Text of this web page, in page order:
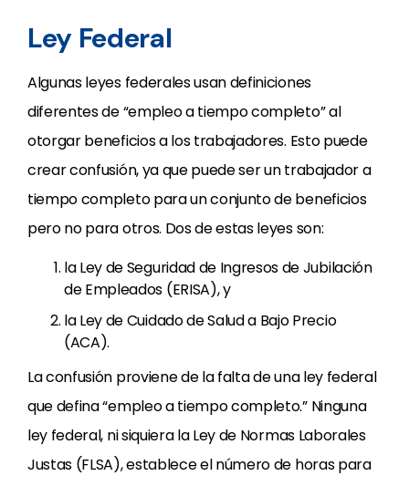
Ley Federal
Algunas leyes federales usan definiciones
diferentes de “empleo a tiempo completo” al
otorgar beneficios a los trabajadores. Esto puede
crear confusión, ya que puede ser un trabajador a
tiempo completo para un conjunto de beneficios
pero no para otros. Dos de estas leyes son:
la Ley de Seguridad de Ingresos de Jubilación
de Empleados (ERISA), y
la Ley de Cuidado de Salud a Bajo Precio
(ACA).
La confusión proviene de la falta de una ley federal
que defina “empleo a tiempo completo.” Ninguna
ley federal, ni siquiera la Ley de Normas Laborales
Justas (FLSA), establece el número de horas para